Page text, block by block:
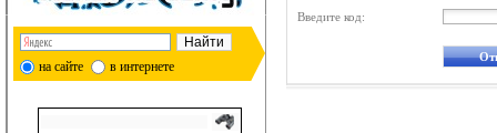
на сайте в интернете
Введите код: